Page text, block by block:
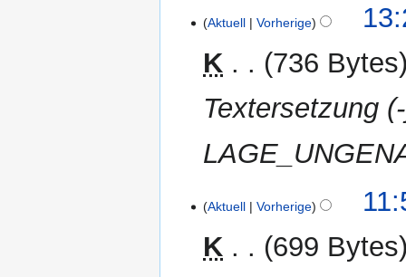
AprilAktuell Vorherige
K
736 Bytes
Textersetzung
AprilAktuell Vorherige
K
699 Bytes